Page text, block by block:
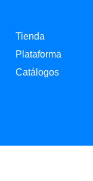
Tienda
Plataforma
Catálogos